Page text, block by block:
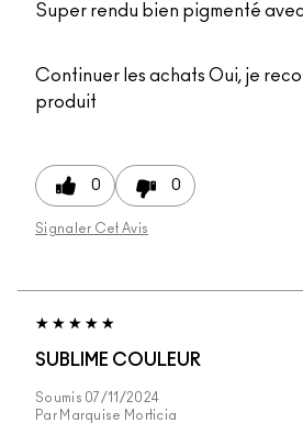
Super rendu bien pigmenté
Continuer les achats Oui, je
produit
0 0
Signaler Cet Avis
SUBLIME COULEUR
Soumis 07/11/2024
Par Marquise Morticia